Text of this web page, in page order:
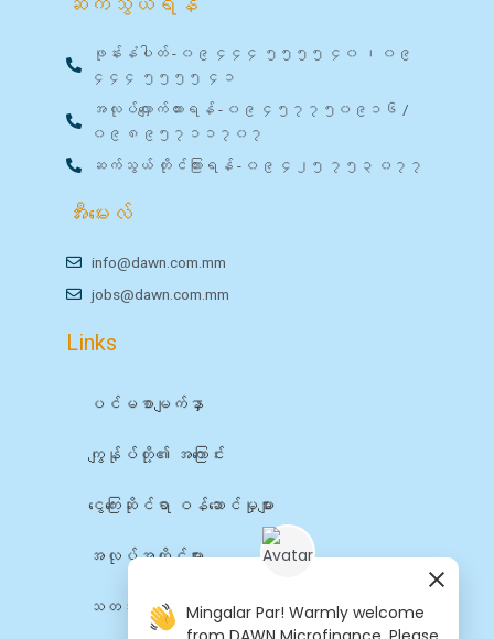
ဖုန်းနံပါတ် - ၀၉ ၄၄၄ ၅၅၅၅ ၄၀ ၊ ၀၉
၄၄၄ ၅၅၅၅ ၄၁
အလုပ်လျှောက်ထားရန် - ၀၉ ၄၅၇၇၅၀၉၁၆ /
၀၉ ၈၉၅၇၁၁၇၀၇
ဆက်သွယ် တိုင်ကြားရန် - ၀၉ ၄၂၅ ၇၅၃ ၀၇၇
အီးမေးလ်
info@dawn.com.mm
jobs@dawn.com.mm
Links
ပင်မစာမျက်နှာ
ကျွန်ုပ်တို့၏ အကြောင်း
ငွေကြေးဆိုင်ရာ ဝန်ဆောင်မှုများ
အလုပ်အကိုင်များ
သတင်း
Mingalar Par! Warmly welcome